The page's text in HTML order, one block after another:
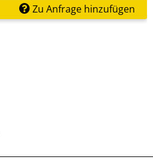
Zu Anfrage hinzufügen